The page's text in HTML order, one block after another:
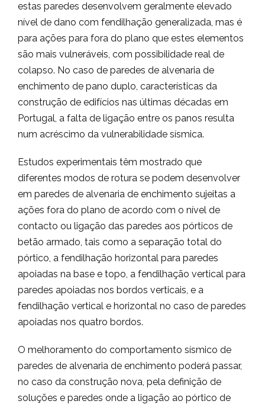
estas paredes desenvolvem geralmente elevado
nível de dano com fendilhação generalizada, mas é
para ações para fora do plano que estes elementos
são mais vulneráveis, com possibilidade real de
colapso. No caso de paredes de alvenaria de
enchimento de pano duplo, características da
construção de edifícios nas últimas décadas em
Portugal, a falta de ligação entre os panos resulta
num acréscimo da vulnerabilidade sísmica.
Estudos experimentais têm mostrado que
diferentes modos de rotura se podem desenvolver
em paredes de alvenaria de enchimento sujeitas a
ações fora do plano de acordo com o nível de
contacto ou ligação das paredes aos pórticos de
betão armado, tais como a separação total do
pórtico, a fendilhação horizontal para paredes
apoiadas na base e topo, a fendilhação vertical para
paredes apoiadas nos bordos verticais, e a
fendilhação vertical e horizontal no caso de paredes
apoiadas nos quatro bordos.
O melhoramento do comportamento sísmico de
paredes de alvenaria de enchimento poderá passar,
no caso da construção nova, pela definição de
soluções e paredes onde a ligação ao pórtico de